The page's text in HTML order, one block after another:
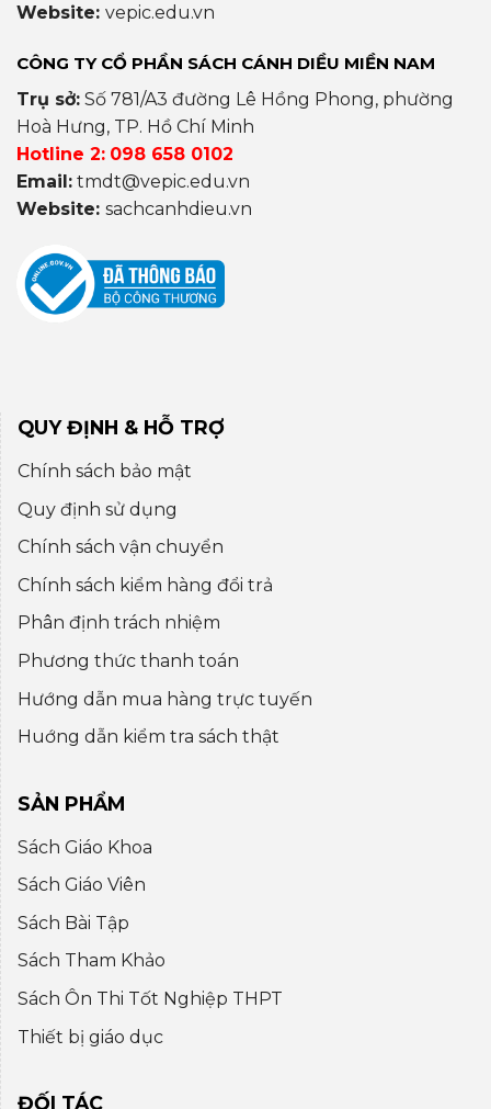
Website: vepic.edu.vn
CÔNG TY CỔ PHẦN SÁCH CÁNH DIỀU MIỀN NAM
Trụ sở: Số 781/A3 đường Lê Hồng Phong, phường
Hoà Hưng, TP. Hồ Chí Minh
Hotline 2: 098 658 0102
Email: tmdt@vepic.edu.vn
Website: sachcanhdieu.vn
QUY ĐỊNH & HỖ TRỢ
Chính sách bảo mật
Quy định sử dụng
Chính sách vận chuyển
Chính sách kiểm hàng đổi trả
Phân định trách nhiệm
Phương thức thanh toán
Hướng dẫn mua hàng trực tuyến
Huớng dẫn kiểm tra sách thật
SẢN PHẨM
Sách Giáo Khoa
Sách Giáo Viên
Sách Bài Tập
Sách Tham Khảo
Sách Ôn Thi Tốt Nghiệp THPT
Thiết bị giáo dục
ĐỐI TÁC